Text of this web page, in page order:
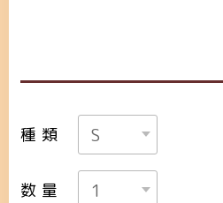
種類
数量